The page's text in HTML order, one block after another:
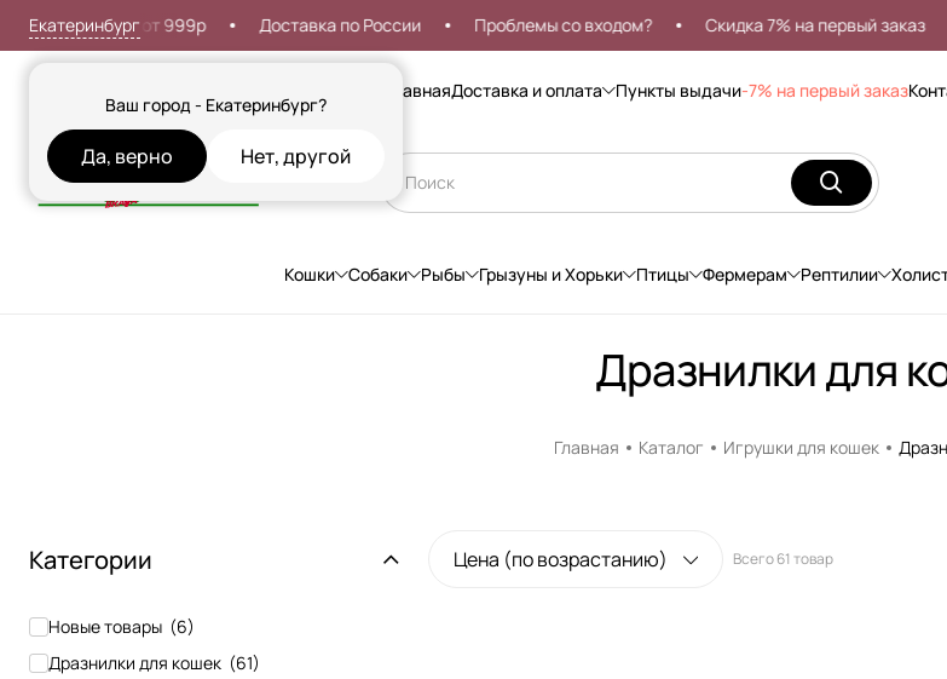
Екатеринбург
Ваш город - Екатеринбург?
Да, верно Нет, другой
доставка от 999р Доставка по России Проблемы со входом? Скидка 7% на первый заказ
ГлавнаяДоставка и оплата Пункты выдачи-7% на первый заказ
Кошки Собаки Рыбы Грызуны и Хорьки Птицы Фермерам Рептилии
Дразнилки для
Главная Каталог Игрушки для кошек
Категории
Новые товары (6)
Дразнилки для кошек (61)
Цена (по возрастанию) Всего61 товар